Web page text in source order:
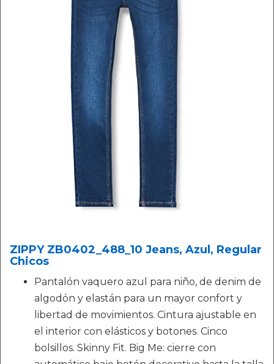
ZIPPY ZB0402_488_10 Jeans, Azul, Regular
Chicos
Pantalón vaquero azul para niño, de denim de
algodón y elastán para un mayor confort y
libertad de movimientos. Cintura ajustable en
el interior con elásticos y botones. Cinco
bolsillos. Skinny Fit. Big Me: cierre con